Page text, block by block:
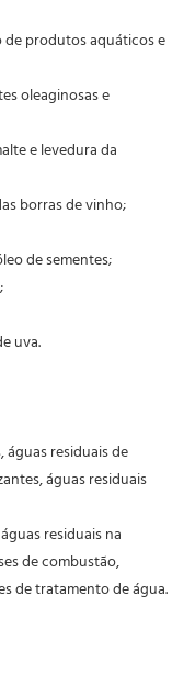
de produtos aquáticos e
oleaginosas e
e levedura da
borras de vinho;
de sementes;
uva.
residuais de
águas residuais
residuais na
de combustão,
de tratamento de água.